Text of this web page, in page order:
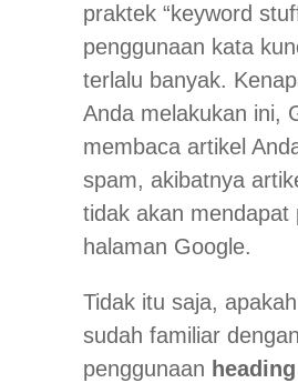
praktek “keyword
penggunaan kata
terlalu banyak.
Anda melakukan ini,
membaca artikel
spam, akibatnya
tidak akan mendapat
halaman Google.
Tidak itu saja,
sudah familiar dengan
penggunaan